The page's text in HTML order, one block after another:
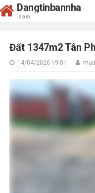
Dangtinbannha
.com
Đất 1347m2 Tân
14/04/2026 19:01